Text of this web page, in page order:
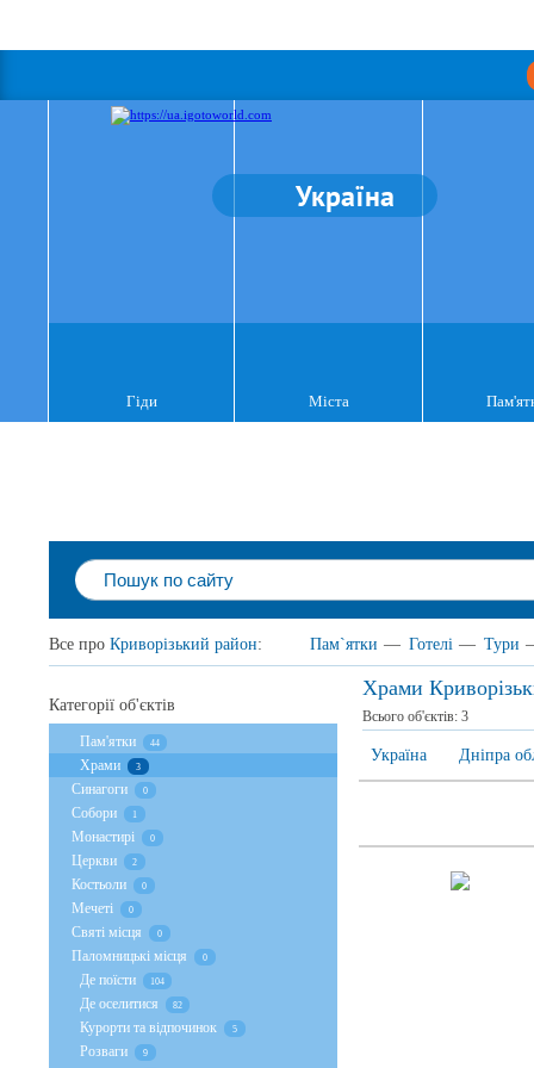
Україна
Гіди Міста
Все про Криворізький район: Пам`ятки — Готелі — Тури
Храми
Всього об'єктів: 3
Україна Дніпра
Категорії об'єктів
Пам'ятки 44
Храми 3
Cинагоги 0
Собори 1
Монастирі 0
Церкви 2
Костьоли 0
Мечеті 0
Святі місця 0
Паломницькі місця 0
Де поїсти 104
Де оселитися 82
Курорти та відпочинок 5
Розваги 9